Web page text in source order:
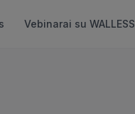
Vebinarai su WALLESS